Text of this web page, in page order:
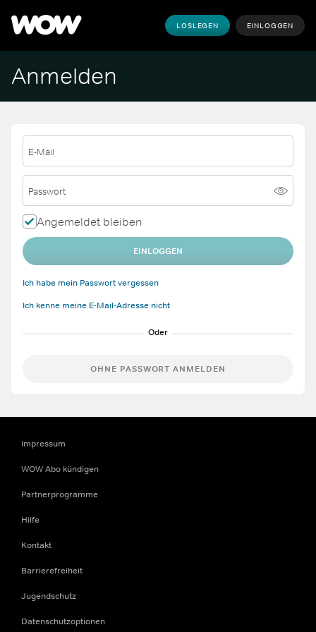
LOSLEGEN EINLOGGEN
Anmelden
E-Mail
Passwort
Angemeldet bleiben
EINLOGGEN
Ich habe mein Passwort vergessen
Ich kenne meine E-Mail-Adresse nicht
OHNE PASSWORT ANMELDEN
Impressum
WOW Abo kündigen
Partnerprogramme
Hilfe
Kontakt
Barrierefreiheit
Jugendschutz
Datenschutzoptionen